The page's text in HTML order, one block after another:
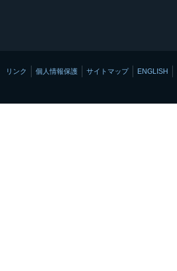
リンク 個人情報保護 サイトマップ ENGLISH